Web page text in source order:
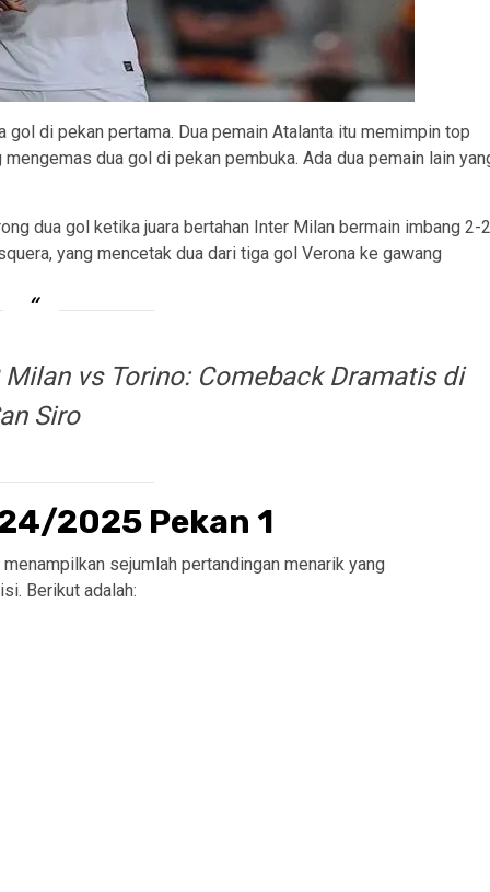
di pekan pertama. Dua pemain Atalanta itu memimpin top
dua gol di pekan pembuka. Ada dua pemain lain
dua gol ketika juara bertahan Inter Milan bermain imbang 2-2
yang mencetak dua dari tiga gol Verona ke gawang
vs Torino: Comeback Dramatis di
Siro
2025 Pekan 1
sejumlah pertandingan menarik yang
Berikut adalah: